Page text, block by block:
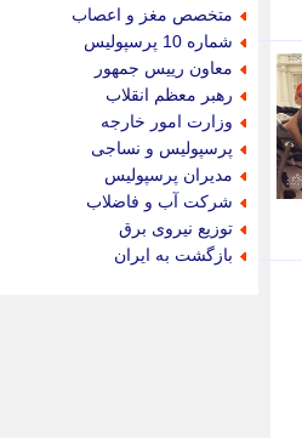
متخصص مغز و اعصاب
شماره 10 پرسپولیس
معاون رییس جمهور
رهبر معظم انقلاب
وزارت امور خارجه
پرسپولیس و نساجی
مدیران پرسپولیس
شرکت آب و فاضلاب
توزیع نیروی برق
بازگشت به ایران